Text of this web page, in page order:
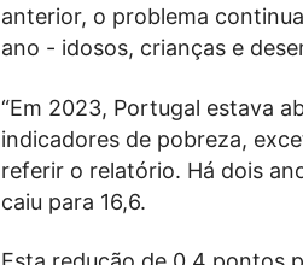
anterior, o problema
ano - idosos, crianças e
“Em 2023, Portugal estava
indicadores de pobreza,
referir o relatório. Há dois
caiu para 16,6.